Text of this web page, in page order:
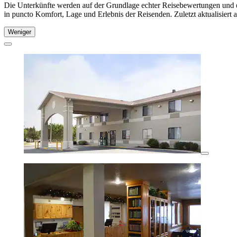
Die Unterkünfte werden auf der Grundlage echter Reisebewertungen
in puncto Komfort, Lage und Erlebnis der Reisenden. Zuletzt aktualisiert
Weniger